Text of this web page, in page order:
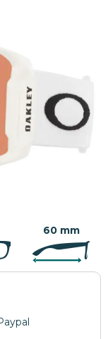
60 mm